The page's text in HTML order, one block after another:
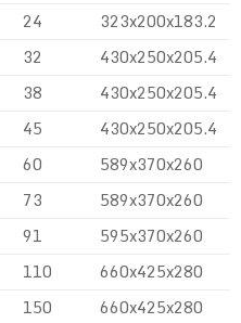
24
323x200x183.2
32
430x250x205.4
38
430x250x205.4
45
430x250x205.4
60
589x370x260
73
589x370x260
91
595x370x260
110
660x425x280
150 660x425x280